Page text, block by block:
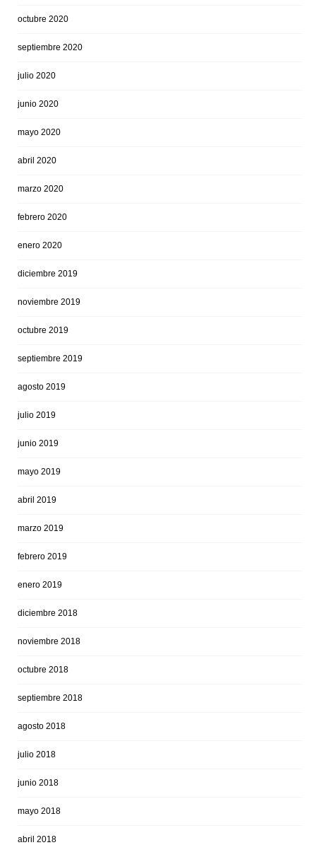
octubre 2020
septiembre 2020
julio 2020
junio 2020
mayo 2020
abril 2020
marzo 2020
febrero 2020
enero 2020
diciembre 2019
noviembre 2019
octubre 2019
septiembre 2019
agosto 2019
julio 2019
junio 2019
mayo 2019
abril 2019
marzo 2019
febrero 2019
enero 2019
diciembre 2018
noviembre 2018
octubre 2018
septiembre 2018
agosto 2018
julio 2018
junio 2018
mayo 2018
abril 2018